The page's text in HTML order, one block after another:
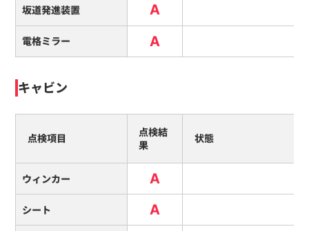
坂道発進装置 A
電格ミラー A
キャビン
点検項目
点検結
果
状態
ウィンカー A
シート A